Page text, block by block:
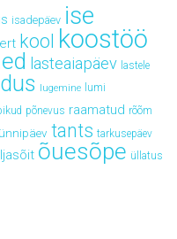
isadepäev ise
kool koostöö
lasteaiapäev lastele
lugemine lumi
põnevus raamatud rõõm
tants tarkusepäev
õuesõpe üllatus